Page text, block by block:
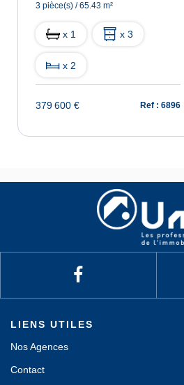
3 pièce(s) / 65.43 m²
x 1 x 3
x 2
379 600 € Ref : 6896
LIENS UTILES
Nos Agences
Contact